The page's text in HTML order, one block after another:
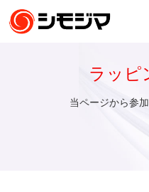
ラッピ
当ページから参